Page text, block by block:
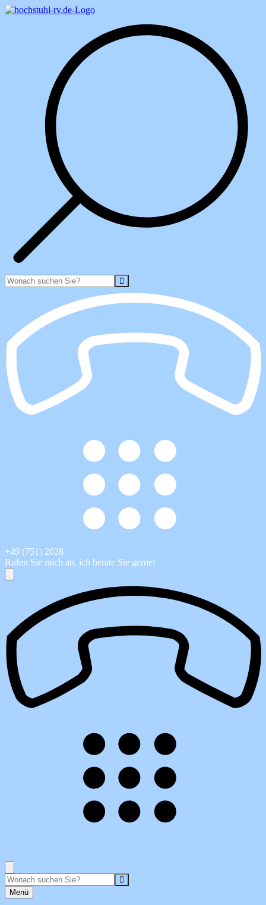
+49 (751) 2028
Rufen Sie mich an, ich berate Sie gerne!
Menü